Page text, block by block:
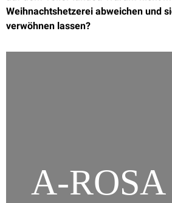
Weihnachtshetzerei abweichen und
verwöhnen lassen?
A-